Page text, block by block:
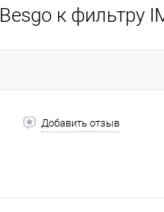
к фильтру
Добавить отзыв